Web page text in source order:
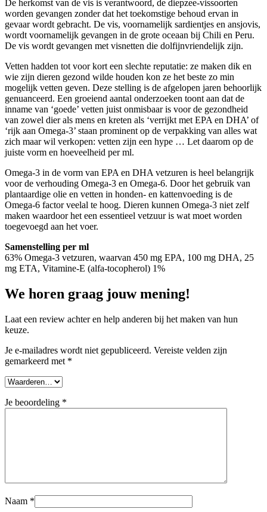
De herkomst van de vis is verantwoord, de diepzee-vissoorten
worden gevangen zonder dat het toekomstige behoud ervan in
gevaar wordt gebracht. De vis, voornamelijk sardientjes en ansjovis,
wordt voornamelijk gevangen in de grote oceaan bij Chili en Peru.
De vis wordt gevangen met visnetten die dolfijnvriendelijk zijn.
Vetten hadden tot voor kort een slechte reputatie: ze maken dik en
wie zijn dieren gezond wilde houden kon ze het beste zo min
mogelijk vetten geven. Deze stelling is de afgelopen jaren behoorlijk
genuanceerd. Een groeiend aantal onderzoeken toont aan dat de
inname van ‘goede’ vetten juist onmisbaar is voor de gezondheid
van zowel dier als mens en kreten als ‘verrijkt met EPA en DHA’ of
‘rijk aan Omega-3’ staan prominent op de verpakking van alles wat
zich maar wil verkopen: vetten zijn een hype … Let daarom op de
juiste vorm en hoeveelheid per ml.
Omega-3 in de vorm van EPA en DHA vetzuren is heel belangrijk
voor de verhouding Omega-3 en Omega-6. Door het gebruik van
plantaardige olie en vetten in honden- en kattenvoeding is de
Omega-6 factor veelal te hoog. Dieren kunnen Omega-3 niet zelf
maken waardoor het een essentieel vetzuur is wat moet worden
toegevoegd aan het voer.
Samenstelling per ml
63% Omega-3 vetzuren, waarvan 450 mg EPA, 100 mg DHA, 25
mg ETA, Vitamine-E (alfa-tocopherol) 1%
We horen graag jouw mening!
Laat een review achter en help anderen bij het maken van hun
keuze.
Je e-mailadres wordt niet gepubliceerd. Vereiste velden zijn
gemarkeerd met *
Je beoordeling *
Naam *